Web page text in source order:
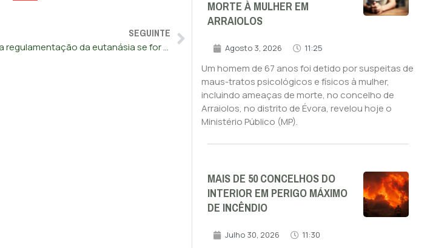
SEGUINTE
Ninguém beneficiará da regulamentação da eutanásia se for “feita à pressa”
MORTE À MULHER EM
ARRAIOLOS
Agosto 3, 2026 11:25
Um homem de 67 anos foi detido por suspeitas de
maus-tratos psicológicos e físicos à mulher,
incluindo ameaças de morte, no concelho de
Arraiolos, no distrito de Évora, revelou hoje o
Ministério Público (MP).
MAIS DE 50 CONCELHOS DO
INTERIOR EM PERIGO MÁXIMO
DE INCÊNDIO
Julho 30, 2026 11:30